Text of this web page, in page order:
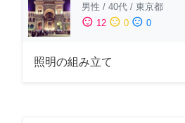
男性 / 40代 / 東京都
sentiment_satisfied 12 sentiment_neutral 0 sentiment_dissatisfied 0
照明の組み立て